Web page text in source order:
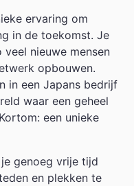
ervaring om
in de toekomst. Je
nieuwe mensen
opbouwen.
in een Japans bedrijf
waar een geheel
een unieke
genoeg vrije tijd
en plekken te